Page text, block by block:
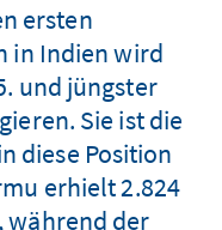
ersten
in Indien wird
und jüngster
Sie ist die
diese Position
erhielt 2.824
während der